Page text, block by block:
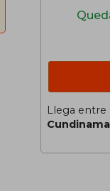
Llega entre